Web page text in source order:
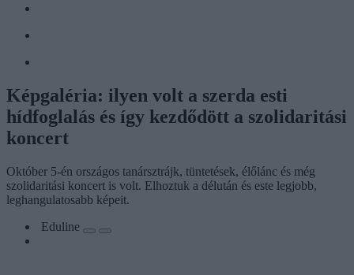
Képgaléria: ilyen volt a szerda esti
hídfoglalás és így kezdődött a szolidaritási
koncert
Október 5-én országos tanársztrájk, tüntetések, élőlánc és még
szolidaritási koncert is volt. Elhoztuk a délután és este legjobb,
leghangulatosabb képeit.
Eduline